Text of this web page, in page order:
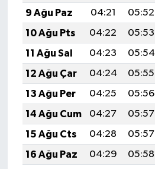
9 Ağu Paz
04:21 05:52
10 Ağu Pts
04:22 05:53
11 Ağu Sal
04:23 05:54
12 Ağu Çar
04:24 05:55
13 Ağu Per
04:25 05:56
14 Ağu Cum
04:27 05:57
15 Ağu Cts
04:28 05:57
16 Ağu Paz
04:29 05:58